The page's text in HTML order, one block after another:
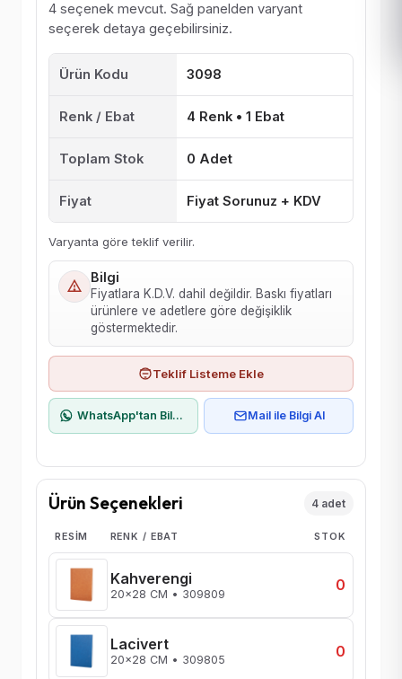
4 seçenek mevcut. Sağ panelden varyant
seçerek detaya geçebilirsiniz.
Ürün Kodu 3098
Renk / Ebat 4 Renk • 1 Ebat
Toplam Stok 0 Adet
Fiyat Fiyat Sorunuz + KDV
Varyanta göre teklif verilir.
Bilgi
Fiyatlara K.D.V. dahil değildir. Baskı fiyatları
ürünlere ve adetlere göre değişiklik
göstermektedir.
Teklif Listeme Ekle
WhatsApp'tan Bilgi Al Mail ile Bilgi Al
Ürün Seçenekleri 4 adet
RESIM RENK / EBAT STOK
Kahverengi
20x28 CM • 309809 0
Lacivert
20x28 CM • 309805 0